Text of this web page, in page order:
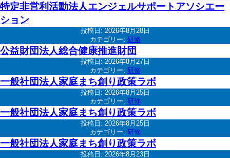
特定非営利活動法人エンジェルサポートアソシエー
ション
投稿日: 2026年8月28日
カテゴリー: 研修
公益財団法人総合健康推進財団
投稿日: 2026年8月27日
カテゴリー: 研修
一般社団法人家庭まち創り政策ラボ
投稿日: 2026年8月25日
カテゴリー: 研修
一般社団法人家庭まち創り政策ラボ
投稿日: 2026年8月25日
カテゴリー: 研修
一般社団法人家庭まち創り政策ラボ
投稿日: 2026年8月23日